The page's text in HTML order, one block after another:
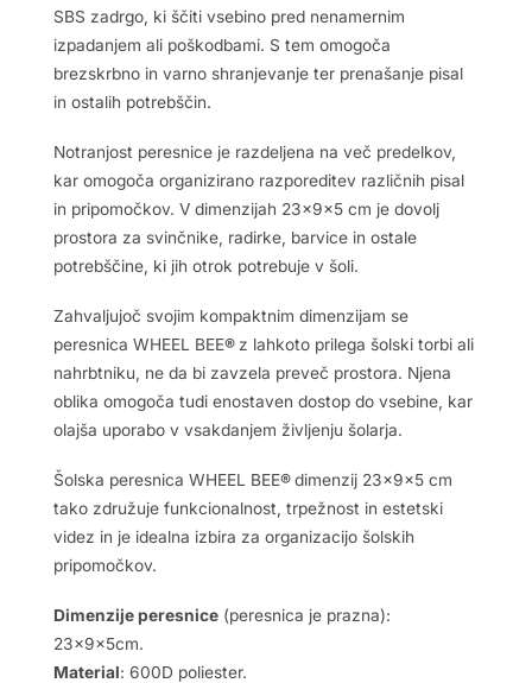
SBS zadrgo, ki ščiti vsebino pred nenamernim
izpadanjem ali poškodbami. S tem omogoča
brezskrbno in varno shranjevanje ter prenašanje pisal
in ostalih potrebščin.
Notranjost peresnice je razdeljena na več predelkov,
kar omogoča organizirano razporeditev različnih pisal
in pripomočkov. V dimenzijah 23x9x5 cm je dovolj
prostora za svinčnike, radirke, barvice in ostale
potrebščine, ki jih otrok potrebuje v šoli.
Zahvaljujoč svojim kompaktnim dimenzijam se
peresnica WHEEL BEE® z lahkoto prilega šolski torbi ali
nahrbtniku, ne da bi zavzela preveč prostora. Njena
oblika omogoča tudi enostaven dostop do vsebine, kar
olajša uporabo v vsakdanjem življenju šolarja.
Šolska peresnica WHEEL BEE®dimenzij 23x9x5 cm
tako združuje funkcionalnost, trpežnost in estetski
videz in je idealna izbira za organizacijo šolskih
pripomočkov.
Dimenzije peresnice (peresnica je prazna):
23x9x5cm.
Material: 600D poliester.